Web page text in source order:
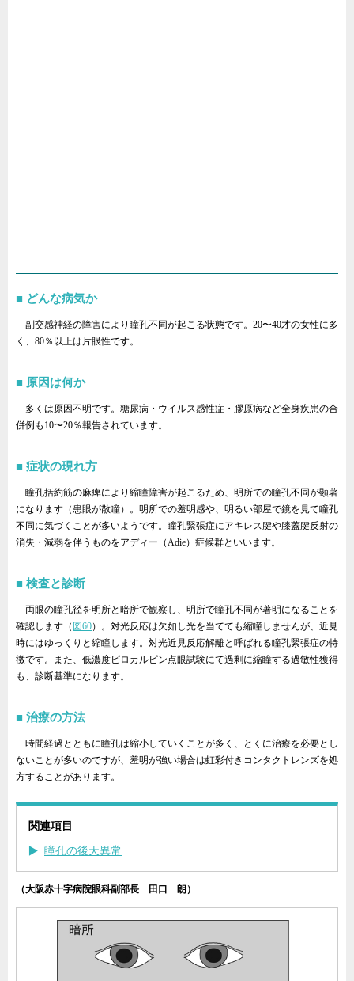
どんな病気か
副交感神経の障害により瞳孔不同が起こる状態です。20〜40才の女性に多
く、80％以上は片眼性です。
原因は何か
多くは原因不明です。糖尿病・ウイルス感性症・膠原病など全身疾患の合
併例も10〜20％報告されています。
症状の現れ方
瞳孔括約筋の麻痺により縮瞳障害が起こるため、明所での瞳孔不同が顕著
になります（患眼が散瞳）。明所での羞明感や、明るい部屋で鏡を見て瞳孔
不同に気づくことが多いようです。瞳孔緊張症にアキレス腱や膝蓋腱反射の
消失・減弱を伴うものをアディー（Adie）症候群といいます。
検査と診断
両眼の瞳孔径を明所と暗所で観察し、明所で瞳孔不同が著明になることを
確認します（ 図60）。対光反応は欠如し光を当てても縮瞳しませんが、近見
時にはゆっくりと縮瞳します。対光近見反応解離と呼ばれる瞳孔緊張症の特
徴です。また、低濃度ピロカルピン点眼試験にて過剰に縮瞳する過敏性獲得
も、診断基準になります。
治療の方法
時間経過とともに瞳孔は縮小していくことが多く、とくに治療を必要とし
ないことが多いのですが、羞明が強い場合は虹彩付きコンタクトレンズを処
方することがあります。
関連項目
瞳孔の後天異常
（大阪赤十字病院眼科副部長 田口 朗）